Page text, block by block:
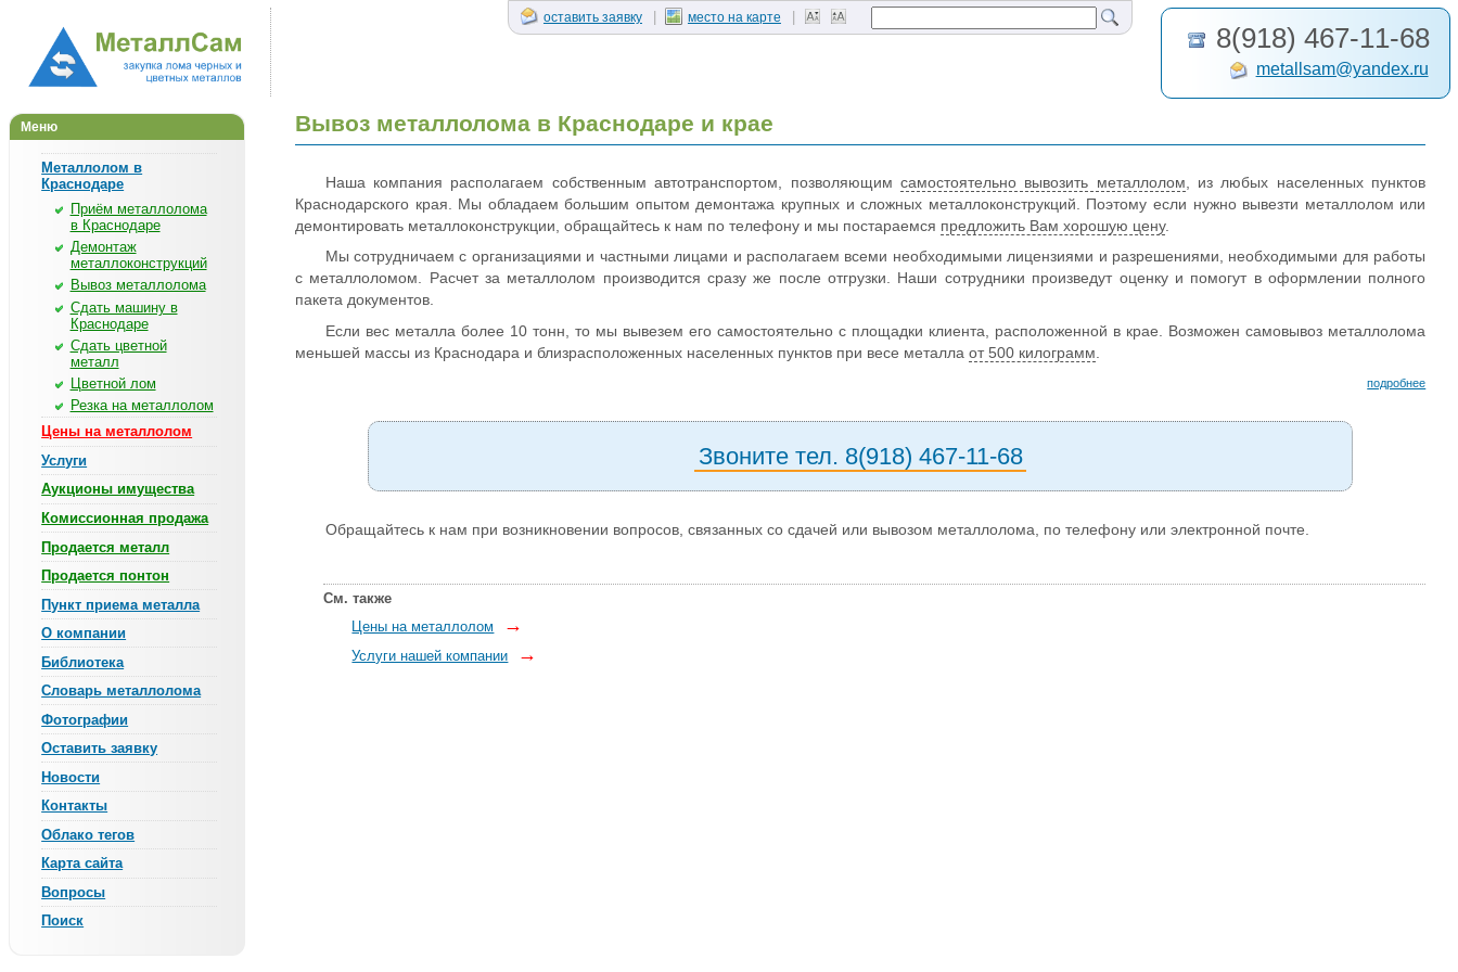
8(918) 467-11-68
metallsam@yandex.ru
оставить заявку место на карте
Меню
Металлолом в
Краснодаре
Приём металлолома
в Краснодаре
Демонтаж
металлоконструкций
Вывоз металлолома
Сдать машину в
Краснодаре
Сдать цветной
металл
Цветной лом
Резка на металлолом
Цены на металлолом
Услуги
Аукционы имущества
Комиссионная продажа
Продается металл
Продается понтон
Пункт приема металла
О компании
Библиотека
Словарь металлолома
Фотографии
Оставить заявку
Новости
Контакты
Облако тегов
Карта сайта
Вопросы
Поиск
Вывоз металлолома в Краснодаре и крае
Наша компания располагаем собственным автотранспортом, позволяющим самостоятельно вывозить металлолом, из любых населенных пунктов
Краснодарского края. Мы обладаем большим опытом демонтажа крупных и сложных металлоконструкций. Поэтому если нужно вывезти металлолом или
демонтировать металлоконструкции, обращайтесь к нам по телефону и мы постараемся предложить Вам хорошую цену.
Мы сотрудничаем с организациями и частными лицами и располагаем всеми необходимыми лицензиями и разрешениями, необходимыми для работы
с металлоломом. Расчет за металлолом производится сразу же после отгрузки. Наши сотрудники произведут оценку и помогут в оформлении полного
пакета документов.
Если вес металла более 10 тонн, то мы вывезем его самостоятельно с площадки клиента, расположенной в крае. Возможен самовывоз металлолома
меньшей массы из Краснодара и близрасположенных населенных пунктов при весе металла от 500 килограмм
подробнее
Звоните тел. 8(918) 467-11-68
Обращайтесь к нам при возникновении вопросов, связанных со сдачей или вывозом металлолома, по телефону или электронной почте.
См. также
Цены на металлолом
→
Услуги нашей компании →